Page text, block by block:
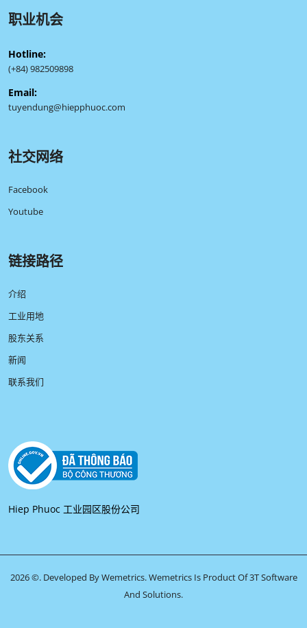
职业机会
Hotline:
(+84) 982509898
Email:
tuyendung@hiepphuoc.com
社交网络
Facebook
Youtube
链接路径
介绍
工业用地
股东关系
新闻
联系我们
Hiep Phuoc 工业园区股份公司
2026 ©. Developed By Wemetrics.Wemetrics Is Product Of 3T Software
And Solutions.